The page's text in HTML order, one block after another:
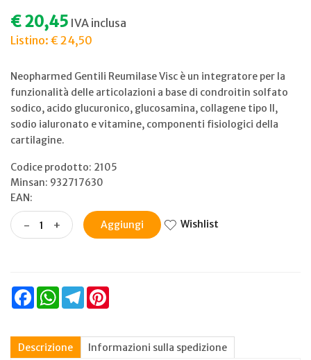
€ 20,45 IVA inclusa
Listino: € 24,50
Neopharmed Gentili Reumilase Visc è un integratore per la
funzionalità delle articolazioni a base di condroitin solfato
sodico, acido glucuronico, glucosamina, collagene tipo II,
sodio ialuronato e vitamine, componenti fisiologici della
cartilagine.
Codice prodotto: 2105
Minsan: 932717630
EAN:
- + Aggiungi Wishlist
FacebookWhatsAppTelegram
Descrizione Informazioni sulla spedizione